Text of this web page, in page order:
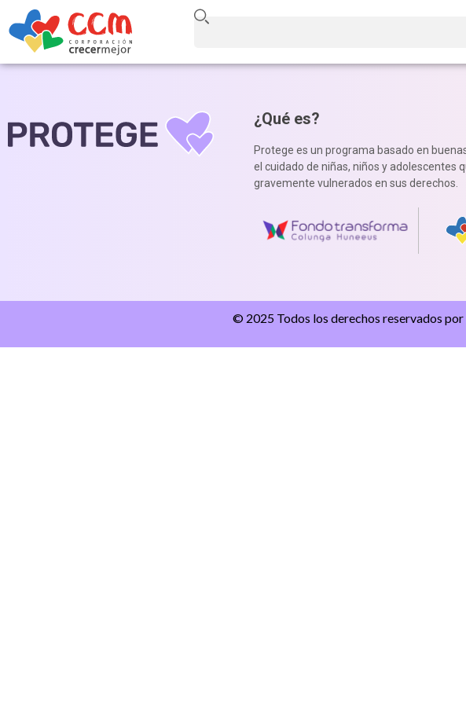
¿Qué es?
Protege es un programa basado en
el cuidado de niñas, niños y adolescentes
gravemente vulnerados en sus derechos.
© 2025 Todos los derechos reservados